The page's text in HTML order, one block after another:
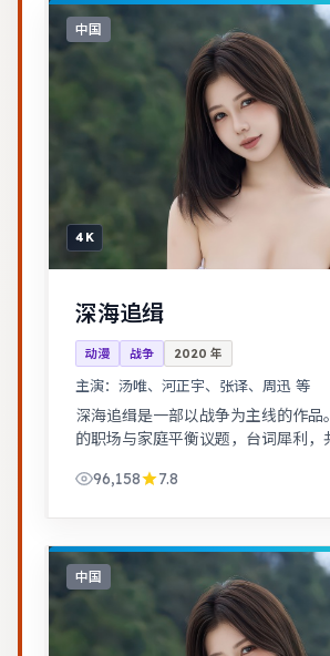
中国
4K
深海追缉
动漫 战争 2020 年
主演： 汤唯、河正宇、张译、周迅 等
深海追缉是一部以战争为主线的作品
的职场与家庭平衡议题，台词犀利，
故事。
96,158 7.8
中国